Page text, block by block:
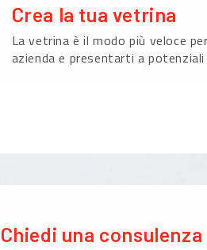
Crea la tua vetrina
La vetrina è il modo più veloce
azienda e presentarti a
Chiedi una consulenza